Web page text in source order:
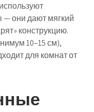
— они дают мягкий
конструкцию.
10–15 см),
для комнат от